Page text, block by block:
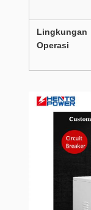
Lingkungan
Operasi